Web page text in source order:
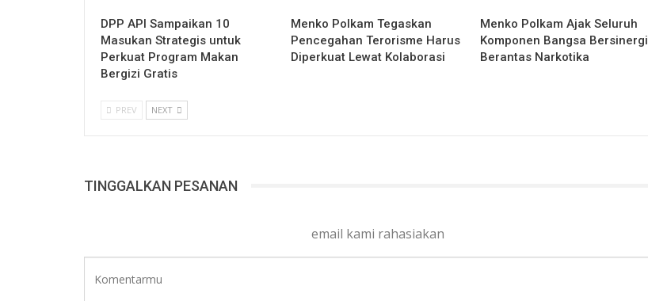
DPP API Sampaikan 10
Masukan Strategis untuk
Perkuat Program Makan
Bergizi Gratis
Menko Polkam Tegaskan
Pencegahan Terorisme Harus
Diperkuat Lewat Kolaborasi
Menko Polkam Ajak Seluruh
Komponen Bangsa Bersinergi
Berantas Narkotika
PREV NEXT
TINGGALKAN PESANAN
email kami rahasiakan